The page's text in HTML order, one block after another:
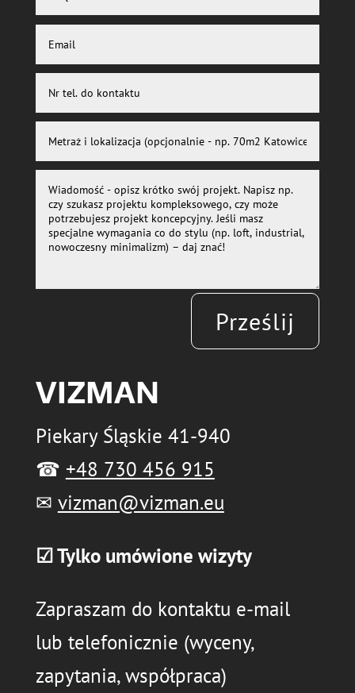
Prześlij
VIZMAN
Piekary Śląskie 41-940
☎ +48 730 456 915
✉ vizman@vizman.eu
☑ Tylko umówione wizyty
Zapraszam do kontaktu e-mail
lub telefonicznie (wyceny,
zapytania, współpraca)